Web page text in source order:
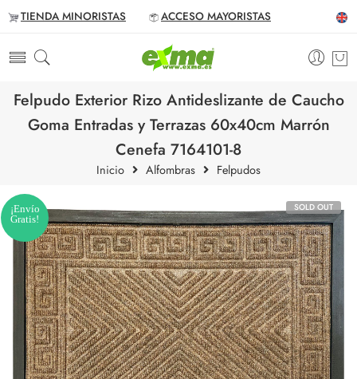
TIENDA MINORISTAS ACCESO MAYORISTAS
Felpudo Exterior Rizo Antideslizante de Caucho
Goma Entradas y Terrazas 60x40cm Marrón
Cenefa 7164101-8
Inicio Alfombras Felpudos
SOLD OUT
¡Envío
Gratis!